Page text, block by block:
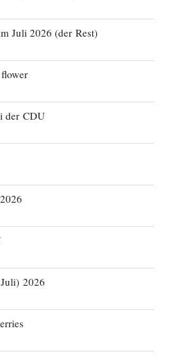
Juli 2026 (der Rest)
der CDU
2026